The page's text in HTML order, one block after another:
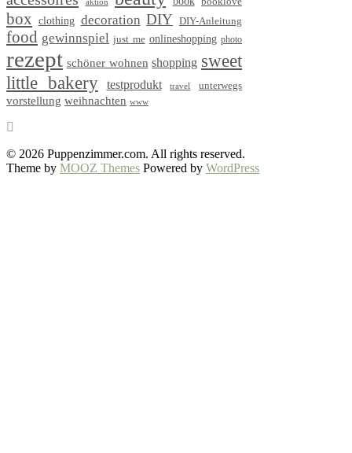
aktion
box clothing decoration DIY DIY-Anleitung
food gewinnspiel just me onlineshopping photo
rezept schöner wohnen shopping sweet
little bakery testprodukt travel unterwegs
vorstellung weihnachten www
© 2026 Puppenzimmer.com. All rights reserved.
Theme by MOOZ Themes Powered by WordPress